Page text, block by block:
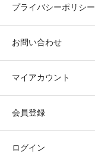
プライバシーポリシー
お問い合わせ
マイアカウント
会員登録
ログイン